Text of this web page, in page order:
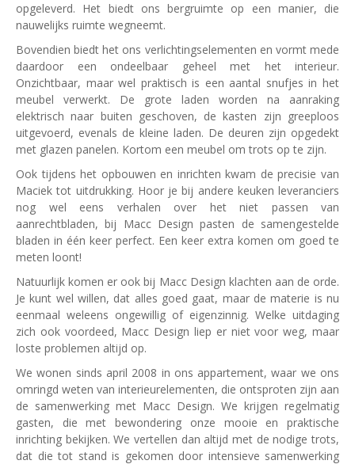
opgeleverd. Het biedt ons bergruimte op een manier, die
nauwelijks ruimte wegneemt.
Bovendien biedt het ons verlichtingselementen en vormt mede
daardoor een ondeelbaar geheel met het interieur.
Onzichtbaar, maar wel praktisch is een aantal snufjes in het
meubel verwerkt. De grote laden worden na aanraking
elektrisch naar buiten geschoven, de kasten zijn greeploos
uitgevoerd, evenals de kleine laden. De deuren zijn opgedekt
met glazen panelen. Kortom een meubel om trots op te zijn.
Ook tijdens het opbouwen en inrichten kwam de precisie van
Maciek tot uitdrukking. Hoor je bij andere keuken leveranciers
nog wel eens verhalen over het niet passen van
aanrechtbladen, bij Macc Design pasten de samengestelde
bladen in één keer perfect. Een keer extra komen om goed te
meten loont!
Natuurlijk komen er ook bij Macc Design klachten aan de orde.
Je kunt wel willen, dat alles goed gaat, maar de materie is nu
eenmaal weleens ongewillig of eigenzinnig. Welke uitdaging
zich ook voordeed, Macc Design liep er niet voor weg, maar
loste problemen altijd op.
We wonen sinds april 2008 in ons appartement, waar we ons
omringd weten van interieurelementen, die ontsproten zijn aan
de samenwerking met Macc Design. We krijgen regelmatig
gasten, die met bewondering onze mooie en praktische
inrichting bekijken. We vertellen dan altijd met de nodige trots,
dat die tot stand is gekomen door intensieve samenwerking